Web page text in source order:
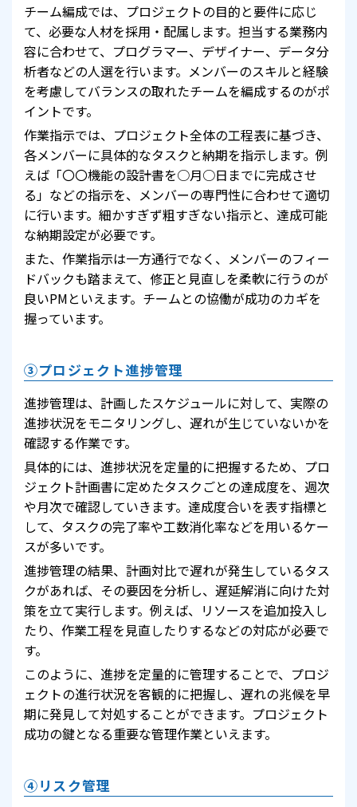
チーム編成では、プロジェクトの目的と要件に応じ
て、必要な人材を採用・配属します。担当する業務内
容に合わせて、プログラマー、デザイナー、データ分
析者などの人選を行います。メンバーのスキルと経験
を考慮してバランスの取れたチームを編成するのがポ
イントです。
作業指示では、プロジェクト全体の工程表に基づき、
各メンバーに具体的なタスクと納期を指示します。例
えば「〇〇機能の設計書を○月○日までに完成させ
る」などの指示を、メンバーの専門性に合わせて適切
に行います。細かすぎず粗すぎない指示と、達成可能
な納期設定が必要です。
また、作業指示は一方通行でなく、メンバーのフィー
ドバックも踏まえて、修正と見直しを柔軟に行うのが
良いPMといえます。チームとの協働が成功のカギを
握っています。
③プロジェクト進捗管理
進捗管理は、計画したスケジュールに対して、実際の
進捗状況をモニタリングし、遅れが生じていないかを
確認する作業です。
具体的には、進捗状況を定量的に把握するため、プロ
ジェクト計画書に定めたタスクごとの達成度を、週次
や月次で確認していきます。達成度合いを表す指標と
して、タスクの完了率や工数消化率などを用いるケー
スが多いです。
進捗管理の結果、計画対比で遅れが発生しているタス
クがあれば、その要因を分析し、遅延解消に向けた対
策を立て実行します。例えば、リソースを追加投入し
たり、作業工程を見直したりするなどの対応が必要で
す。
このように、進捗を定量的に管理することで、プロジ
ェクトの進行状況を客観的に把握し、遅れの兆候を早
期に発見して対処することができます。プロジェクト
成功の鍵となる重要な管理作業といえます。
④リスク管理